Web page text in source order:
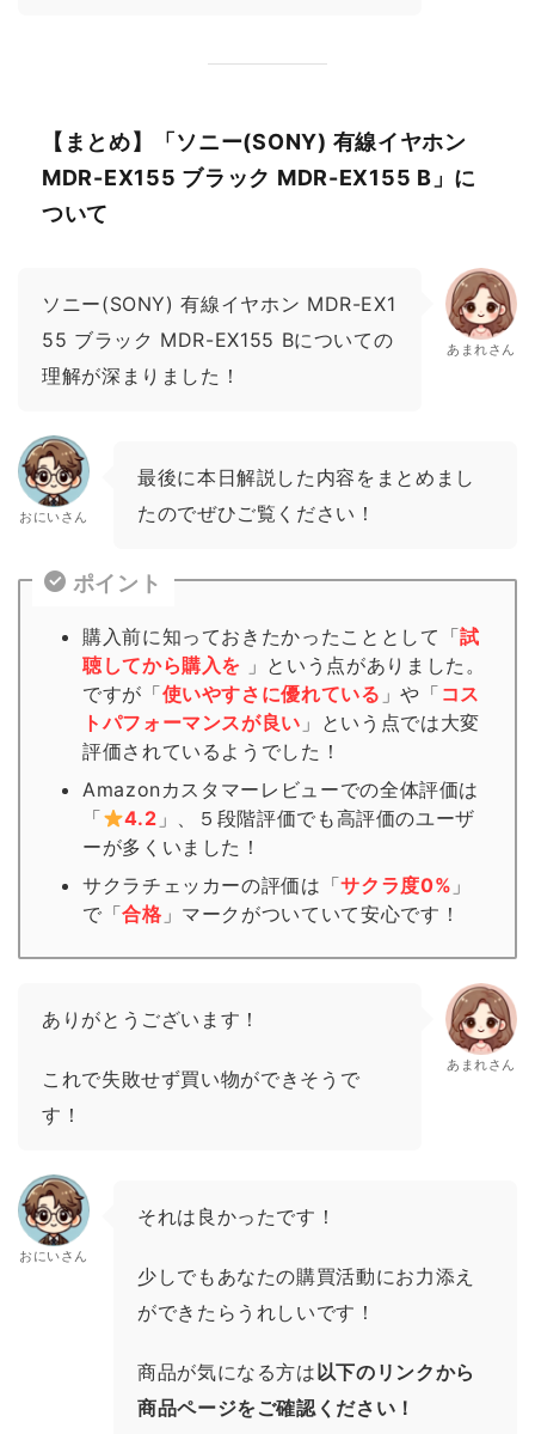
【まとめ】「ソニー(SONY) 有線イヤホン
MDR-EX155 ブラック MDR-EX155 B」に
ついて
ソニー(SONY) 有線イヤホン MDR-EX1
55 ブラック MDR-EX155 Bについての
理解が深まりました！
あまれさん
おにいさん
最後に本日解説した内容をまとめまし
たのでぜひご覧ください！
ポイント
購入前に知っておきたかったこととして「試
聴してから購入を
」という点がありました。
ですが「使いやすさに優れている 」や「 コス
トパフォーマンスが良い 」という点では大変
評価されているようでした！
Amazonカスタマーレビューでの全体評価は
「
4.2 」、５段階評価でも高評価のユーザ
ーが多くいました！
サクラチェッカーの評価は「サクラ度0% 」
で「合格 」 マーク がついていて安心です！
ありがとうございます！
これで失敗せず買い物ができそうで
す！
あまれさん
おにいさん
それは良かったです！
少しでもあなたの購買活動にお力添え
ができたらうれしいです！
商品が気になる方は以下のリンクから
商品ページをご確認ください！